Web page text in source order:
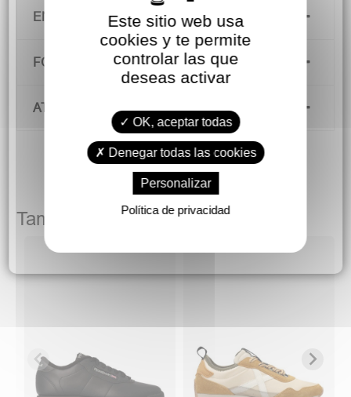
ENVÍOS Y DEVOLUCIONES
FORMAS DE PAGO
ATENCIÓN AL CLIENTE
También podría gustarte
Este sitio web usa
cookies y te permite
controlar las que
deseas activar
OK, aceptar todas
Denegar todas las cookies
Personalizar
Política de privacidad